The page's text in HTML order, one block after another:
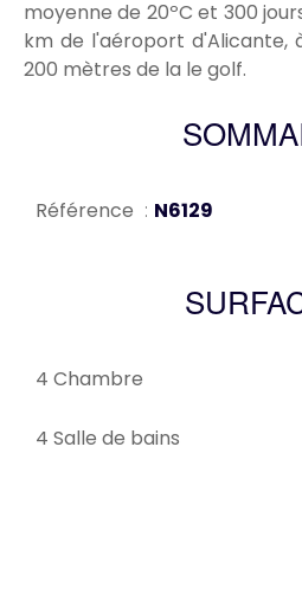
moyenne de 20ºC et 300
km de l'aéroport d'Alicante,
200 mètres de la le golf.
Référence N6129
4 Chambre
4 Salle de bains